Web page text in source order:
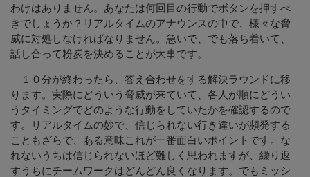
わけはありません。あなたは何回目の行動でボタンを押すべ
きでしょうか？リアルタイムのアナウンスの中で、様々な脅
威に対処しなければなりません。急いで、でも落ち着いて、
話し合って粉炭を決めることが大事です。
１０分が終わったら、答え合わせをする解決ラウンドに移
ります。実際にどういう脅威が来ていて、各人が順にどうい
うタイミングでどのような行動をしていたかを確認するので
す。リアルタイムの妙で、信じられない行き違いが頻発する
こともざらで、ある意味これが一番面白いポイントです。な
れないうちは信じられないほど難しく思われますが、繰り返
すうちにチームワークはどんどん良くなります。でもミッシ